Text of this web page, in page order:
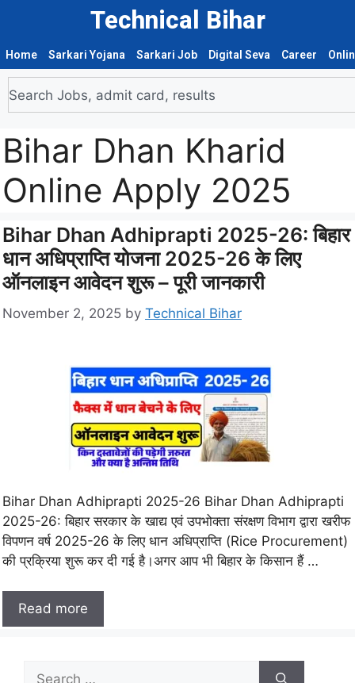
Technical Bihar
Home Sarkari Yojana Sarkari Job Digital Seva Career
Bihar Dhan Kharid
Online Apply 2025
Bihar Dhan Adhiprapti 2025-26: बिहार
धान अधिप्राप्ति योजना 2025-26 के लिए
ऑनलाइन आवेदन शुरू – पूरी जानकारी
November 2, 2025 by Technical Bihar
Bihar Dhan Adhiprapti 2025-26 Bihar Dhan Adhiprapti
2025-26: बिहार सरकार के खाद्य एवं उपभोक्ता संरक्षण विभाग द्वारा खरीफ
विपणन वर्ष 2025-26 के लिए धान अधिप्राप्ति (Rice Procurement)
की प्रक्रिया शुरू कर दी गई है।अगर आप भी बिहार के किसान हैं …
Read more